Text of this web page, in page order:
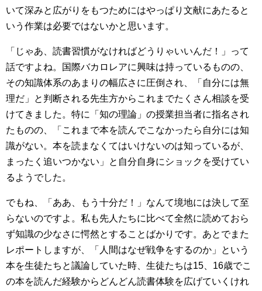
いて深みと広がりをもつためにはやっぱり文献にあたると
いう作業は必要ではないかと思います。
「じゃあ、読書習慣がなければどうりゃいいんだ！」って
話ですよね。国際バカロレアに興味は持っているものの、
その知識体系のあまりの幅広さに圧倒され、「自分には無
理だ」と判断される先生方からこれまでたくさん相談を受
けてきました。特に「知の理論」の授業担当者に指名され
たものの、「これまで本を読んでこなかったら自分には知
識がない。本を読まなくてはいけないのは知っているが、
まったく追いつかない」と自分自身にショックを受けてい
るようでした。
でもね、「ああ、もう十分だ！」なんて境地には決して至
らないのですよ。私も先人たちに比べて全然に読めておら
ず知識の少なさに愕然とすることばかりです。あとでまた
レポートしますが、「人間はなぜ戦争をするのか」という
本を生徒たちと議論していた時、生徒たちは15、16歳でこ
の本を読んだ経験からどんどん読書体験を広げていくけれ